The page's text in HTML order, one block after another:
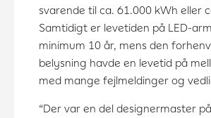
svarende til ca. 61.000 kWh eller
Samtidigt er levetiden på LED-
minimum 10 år, mens den
belysning havde en levetid på
med mange fejlmeldinger og
“Der var en del designermaster